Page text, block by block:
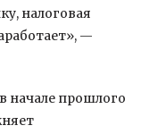
налоговая
—
начале прошлого